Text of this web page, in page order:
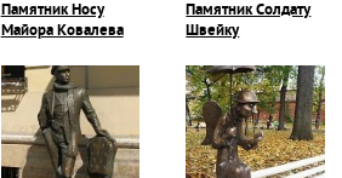
Памятник Носу
Майора Ковалева
Памятник Солдату
Швейку